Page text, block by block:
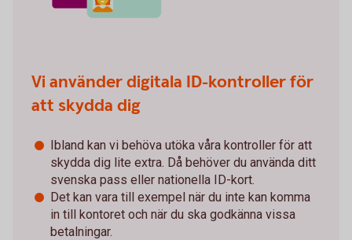
Vi använder digitala ID-kontroller för
att skydda dig
Ibland kan vi behöva utöka våra kontroller för att
skydda dig lite extra. Då behöver du använda ditt
svenska pass eller nationella ID-kort.
Det kan vara till exempel när du inte kan komma
in till kontoret och när du ska godkänna vissa
betalningar.